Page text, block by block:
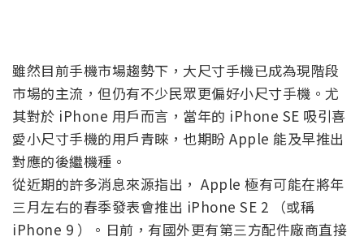
雖然目前手機市場趨勢下，大尺寸手機已成為現階段
市場的主流，但仍有不少民眾更偏好小尺寸手機。尤
其對於 iPhone 用戶而言，當年的 iPhone SE 吸引喜
愛小尺寸手機的用戶青睞，也期盼 Apple 能及早推出
對應的後繼機種。
從近期的許多消息來源指出， Apple 極有可能在將年
三月左右的春季發表會推出 iPhone SE 2 （或稱
iPhone 9 ）。日前，有國外更有第三方配件廠商直接